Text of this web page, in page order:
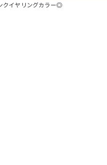
クイヤリングカラー◎